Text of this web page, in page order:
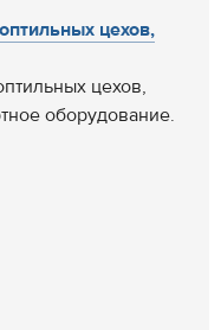
цехов,
цехов,
оборудование.